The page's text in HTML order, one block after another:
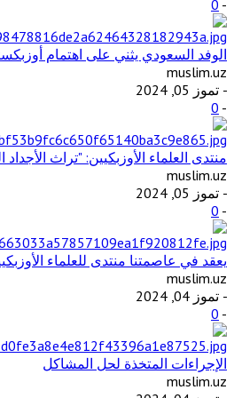
-
0
الوفد السعودي يثني على اهتمام
muslim.uz
- تموز 05, 2024
-
0
منتدى العلماء الأوزبكيين: "تراث
muslim.uz
- تموز 05, 2024
-
0
يعقد في عاصمتنا منتدى للعلماء
muslim.uz
- تموز 04, 2024
-
0
الإجراءات المتخذة لحل المشاكل
muslim.uz